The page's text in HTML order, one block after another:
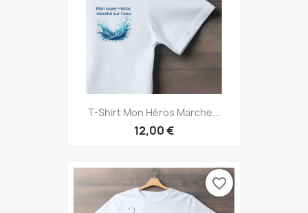
T-Shirt Mon Héros Marche...
12,00 €
favorite_border